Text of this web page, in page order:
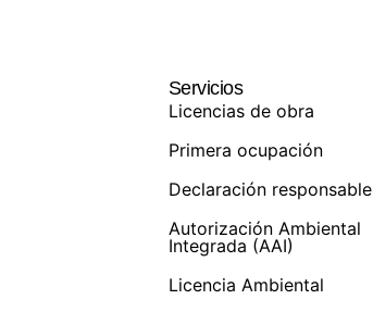
Servicios
Licencias de obra
Primera ocupación
Declaración responsable
Autorización Ambiental
Integrada (AAI)
Licencia Ambiental